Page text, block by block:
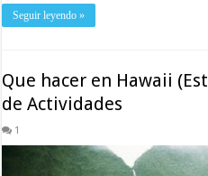
Seguir leyendo »
Que hacer en Hawaii
de Actividades
1